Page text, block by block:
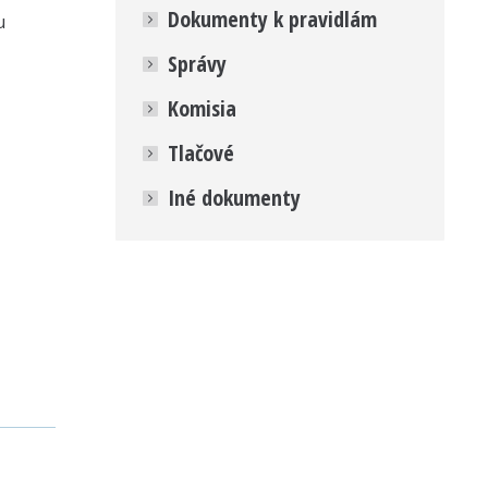
Dokumenty k pravidlám
Správy
Komisia
Tlačové
Iné dokumenty